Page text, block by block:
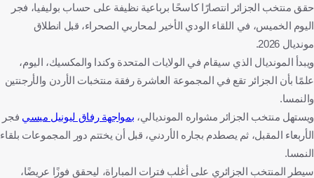
الجزائر
الأرجنتين الولايات المتحدة كرة قدم
حقق منتخب الجزائر انتصارًا كاسحًا برباعية نظيفة على حساب بوليفيا، فجر
اليوم الخميس، في اللقاء الودي الأخير لمحاربي الصحراء، قبل انطلاق
مونديال 2026.
ويبدأ المونديال الذي سيقام في الولايات المتحدة وكندا والمكسيك، اليوم،
علمًا بأن الجزائر تقع في المجموعة العاشرة رفقة منتخبات الأردن والأرجنتين
والنمسا.
ويستهل منتخب الجزائر مشواره المونديالي، بمواجهة رفاق ليونيل ميسي فجر
الأربعاء المقبل، ثم يصطدم بجاره الأردني، قبل أن يختتم دور المجموعات بلقاء
النمسا.
سيطر المنتخب الجزائري على أغلب فترات المباراة، ليحقق فوزًا عريضًا،